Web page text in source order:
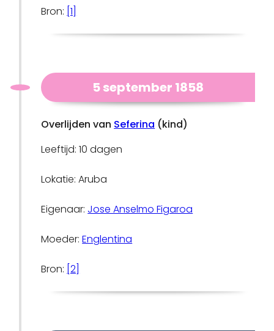
Bron: [1]
5 september 1858
Overlijden van Seferina (kind)
Leeftijd: 10 dagen
Lokatie: Aruba
Eigenaar: Jose Anselmo Figaroa
Moeder:Englentina
Bron: [2]